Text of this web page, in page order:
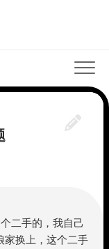
二手的，我自己
家换上，这个二手